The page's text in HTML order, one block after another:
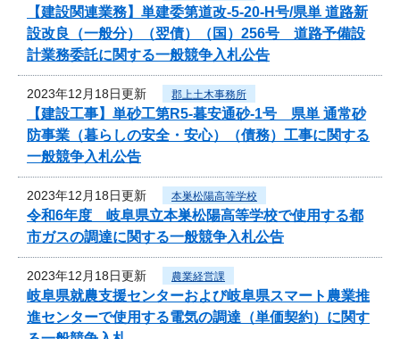
【建設関連業務】単建委第道改-5-20-H号/県単 道路新
設改良（一般分）（翌債）（国）256号 道路予備設
計業務委託に関する一般競争入札公告
2023年12月18日更新 郡上土木事務所
【建設工事】単砂工第R5-暮安通砂-1号 県単 通常砂
防事業（暮らしの安全・安心）（債務）工事に関する
一般競争入札公告
2023年12月18日更新 本巣松陽高等学校
令和6年度 岐阜県立本巣松陽高等学校で使用する都
市ガスの調達に関する一般競争入札公告
2023年12月18日更新 農業経営課
岐阜県就農支援センターおよび岐阜県スマート農業推
進センターで使用する電気の調達（単価契約）に関す